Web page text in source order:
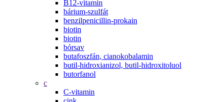
B12-vitamin
bárium-szulfát
benzilpenicillin-prokain
biotin
biotin
bórsav
butafoszfán, cianokobalamin
butil-hidroxianizol, butil-hidroxitoluol
butorfanol
c
C-vitamin